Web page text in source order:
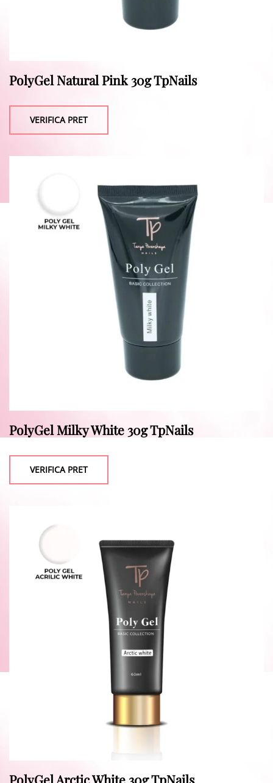
PolyGel Natural Pink 30g TpNails
VERIFICA PRET
PolyGel Milky White 30g TpNails
VERIFICA PRET
PolyGel Arctic White 30g TpNails